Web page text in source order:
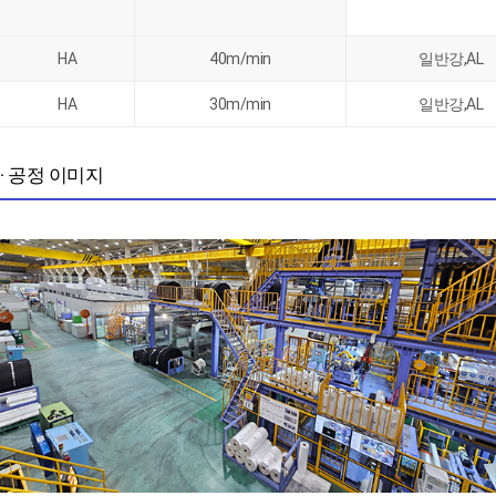
HA 40m/min 일반강,AL
HA 30m/min 일반강,AL
· 공정 이미지
다음